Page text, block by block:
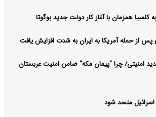
همزمان با آغاز کار دولت جدید بوگوتا
از حمله آمریکا به ایران به شدت افزایش یافت
امنیتی/ چرا "پیمان مکه" ضامن امنیت عربستان
اسرائیل متحد شود